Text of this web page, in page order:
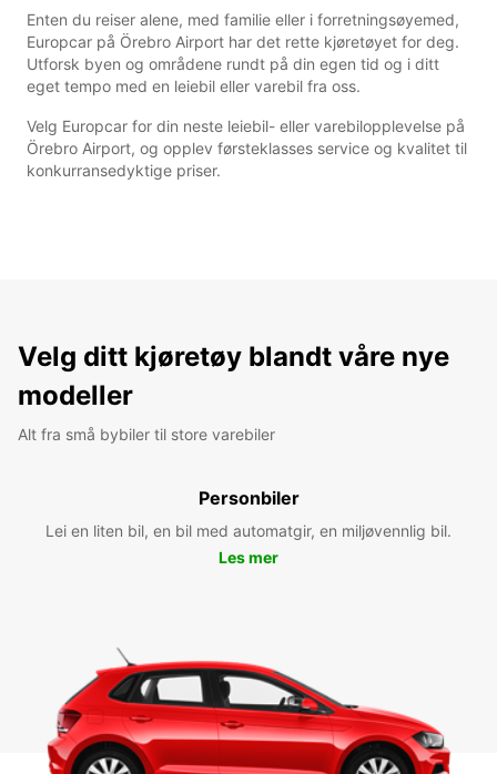
Enten du reiser alene, med familie eller i forretningsøyemed,
Europcar på Örebro Airport har det rette kjøretøyet for deg.
Utforsk byen og områdene rundt på din egen tid og i ditt
eget tempo med en leiebil eller varebil fra oss.
Velg Europcar for din neste leiebil- eller varebilopplevelse på
Örebro Airport, og opplev førsteklasses service og kvalitet til
konkurransedyktige priser.
Velg ditt kjøretøy blandt våre nye
modeller
Alt fra små bybiler til store varebiler
Personbiler
Lei en liten bil, en bil med automatgir, en miljøvennlig bil.
Les mer